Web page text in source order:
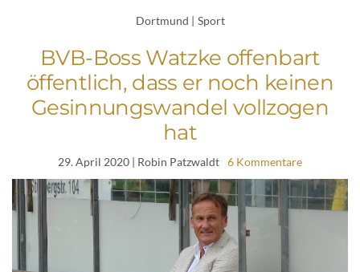
Dortmund | Sport
BVB-Boss Watzke offenbart
öffentlich, dass er noch keinen
Gesinnungswandel vollzogen
hat
29. April 2020 | Robin Patzwaldt 6 Kommentare